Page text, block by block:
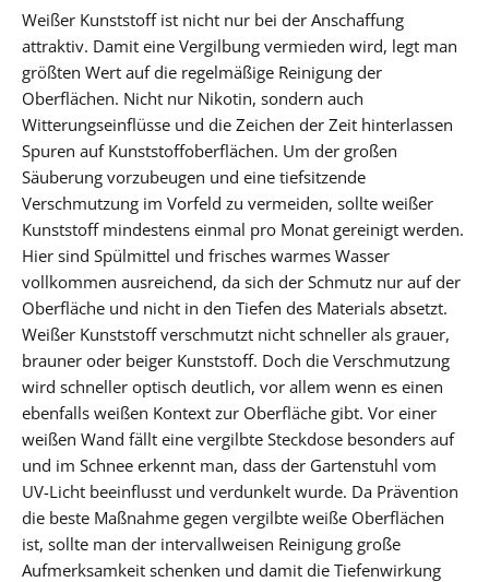
Weißer Kunststoff ist nicht nur bei der Anschaffung
attraktiv. Damit eine Vergilbung vermieden wird, legt man
größten Wert auf die regelmäßige Reinigung der
Oberflächen. Nicht nur Nikotin, sondern auch
Witterungseinflüsse und die Zeichen der Zeit hinterlassen
Spuren auf Kunststoffoberflächen. Um der großen
Säuberung vorzubeugen und eine tiefsitzende
Verschmutzung im Vorfeld zu vermeiden, sollte weißer
Kunststoff mindestens einmal pro Monat gereinigt werden.
Hier sind Spülmittel und frisches warmes Wasser
vollkommen ausreichend, da sich der Schmutz nur auf der
Oberfläche und nicht in den Tiefen des Materials absetzt.
Weißer Kunststoff verschmutzt nicht schneller als grauer,
brauner oder beiger Kunststoff. Doch die Verschmutzung
wird schneller optisch deutlich, vor allem wenn es einen
ebenfalls weißen Kontext zur Oberfläche gibt. Vor einer
weißen Wand fällt eine vergilbte Steckdose besonders auf
und im Schnee erkennt man, dass der Gartenstuhl vom
UV-Licht beeinflusst und verdunkelt wurde. Da Prävention
die beste Maßnahme gegen vergilbte weiße Oberflächen
ist, sollte man der intervallweisen Reinigung große
Aufmerksamkeit schenken und damit die Tiefenwirkung